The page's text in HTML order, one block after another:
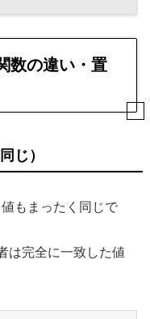
数の違い・置
じ）
もまったく同じで
は完全に一致した値